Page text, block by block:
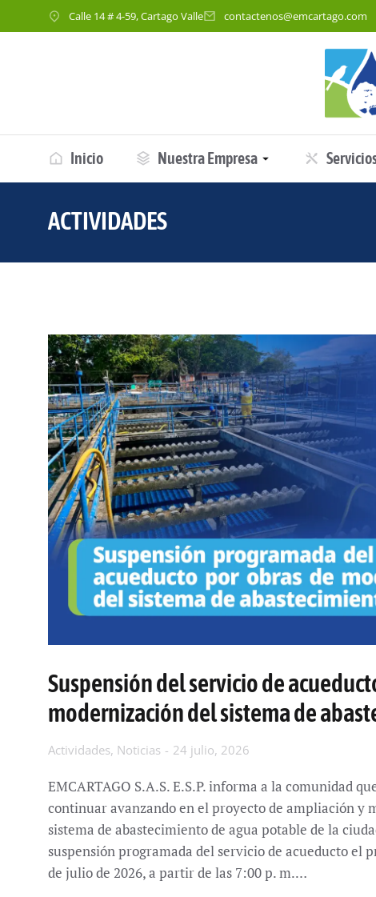
Calle 14 # 4-59, Cartago Valle contactenos@emcartago.com
Inicio Nuestra Empresa
ACTIVIDADES
Suspensión del servicio de
modernización del sistema de
Actividades, Noticias 24 julio, 2026
EMCARTAGO S.A.S. E.S.P. informa a la comunidad
continuar avanzando en el proyecto de ampliación y
sistema de abastecimiento de agua potable de la
suspensión programada del servicio de acueducto el
de julio de 2026, a partir de las 7:00 p. m.…